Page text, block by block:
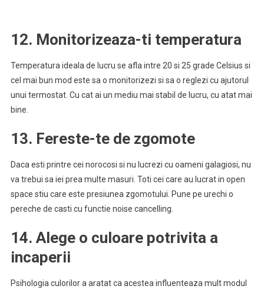
12. Monitorizeaza-ti temperatura
Temperatura ideala de lucru se afla intre 20 si 25 grade Celsius si
cel mai bun mod este sa o monitorizezi si sa o reglezi cu ajutorul
unui termostat. Cu cat ai un mediu mai stabil de lucru, cu atat mai
bine.
13. Fereste-te de zgomote
Daca esti printre cei norocosi si nu lucrezi cu oameni galagiosi, nu
va trebui sa iei prea multe masuri. Toti cei care au lucrat in open
space stiu care este presiunea zgomotului. Pune pe urechi o
pereche de casti cu functie noise cancelling.
14. Alege o culoare potrivita a
incaperii
Psihologia culorilor a aratat ca acestea influenteaza mult modul